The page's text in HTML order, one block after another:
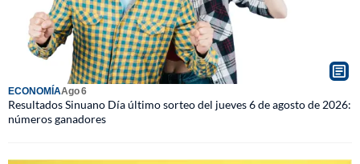
ECONOMÍAAgo 6
Resultados Sinuano Día último sorteo del jueves 6 de agosto de 2026:
números ganadores